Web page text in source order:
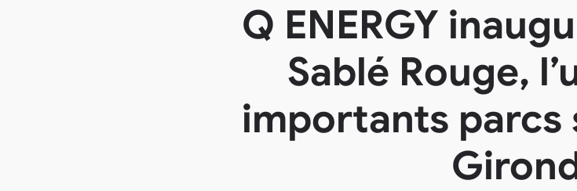
Q ENERGY
Sablé Rouge,
importants parcs